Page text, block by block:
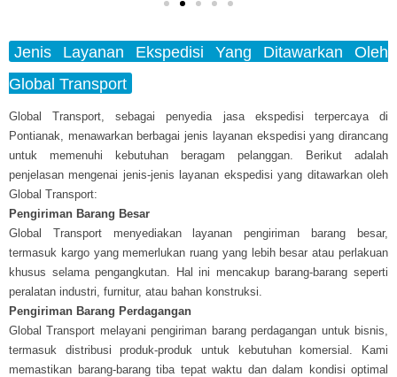
Jenis Layanan Ekspedisi Yang Ditawarkan Oleh
Global Transport
Global Transport, sebagai penyedia jasa ekspedisi terpercaya di
Pontianak, menawarkan berbagai jenis layanan ekspedisi yang dirancang
untuk memenuhi kebutuhan beragam pelanggan. Berikut adalah
penjelasan mengenai jenis-jenis layanan ekspedisi yang ditawarkan oleh
Global Transport:
Pengiriman Barang Besar
Global Transport menyediakan layanan pengiriman barang besar,
termasuk kargo yang memerlukan ruang yang lebih besar atau perlakuan
khusus selama pengangkutan. Hal ini mencakup barang-barang seperti
peralatan industri, furnitur, atau bahan konstruksi.
Pengiriman Barang Perdagangan
Global Transport melayani pengiriman barang perdagangan untuk bisnis,
termasuk distribusi produk-produk untuk kebutuhan komersial. Kami
memastikan barang-barang tiba tepat waktu dan dalam kondisi optimal